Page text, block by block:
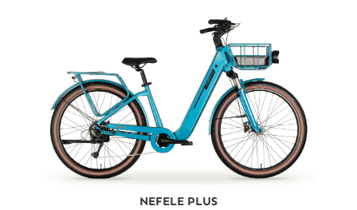
NEFELE PLUS